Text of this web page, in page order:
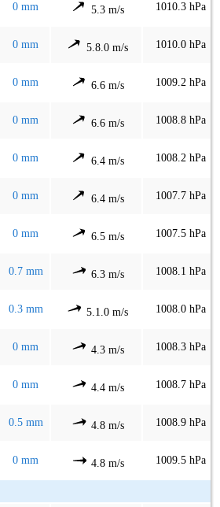
0 mm 5.3 m/s 1010.3 hPa
0 mm 5.8.0 m/s 1010.0 hPa
0 mm 6.6 m/s 1009.2 hPa
0 mm 6.6 m/s 1008.8 hPa
0 mm 6.4 m/s 1008.2 hPa
0 mm 6.4 m/s 1007.7 hPa
0 mm 6.5 m/s 1007.5 hPa
0.7 mm 6.3 m/s 1008.1 hPa
0.3 mm 5.1.0 m/s 1008.0 hPa
0 mm 4.3 m/s 1008.3 hPa
0 mm 4.4 m/s 1008.7 hPa
0.5 mm 4.8 m/s 1008.9 hPa
0 mm 4.8 m/s 1009.5 hPa